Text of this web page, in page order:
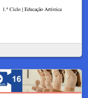
1.º Ciclo | Educação Artística